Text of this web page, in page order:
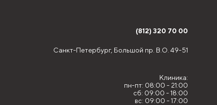
(812) 320 70 00
Санкт-Петербург, Большой пр. В.О. 49-51
Клиника:
пн-пт: 08:00 - 21:00
сб: 09:00 - 18:00
вс: 09:00 - 17:00